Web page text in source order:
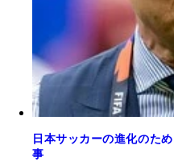
日本サッカーの進化のた
事